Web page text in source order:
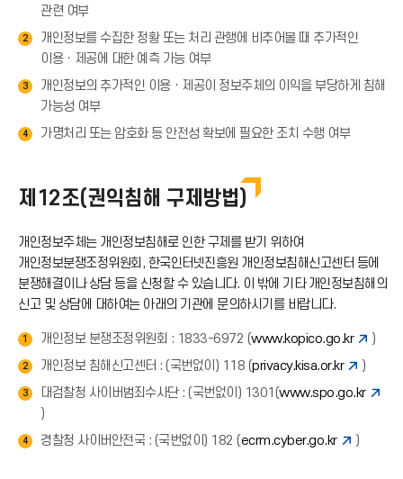
관련 여부
2
개인정보를 수집한 정황 또는 처리 관행에 비추어볼 때 추가적인
이용ㆍ제공에 대한 예측 가능 여부
3
개인정보의 추가적인 이용ㆍ제공이 정보주체의 이익을 부당하게 침해
가능성 여부
4 가명처리 또는 암호화 등 안전성 확보에 필요한 조치 수행 여부
제12조(권익침해 구제방법)
개인정보주체는 개인정보침해로 인한 구제를 받기 위하여
개인정보분쟁조정위원회, 한국인터넷진흥원 개인정보침해신고센터 등에
분쟁해결이나 상담 등을 신청할 수 있습니다. 이 밖에 기타 개인정보침해의
신고 및 상담에 대하여는 아래의 기관에 문의하시기를 바랍니다.
1 개인정보 분쟁조정위원회 : 1833-6972 (www.kopico.go.kr )
2 개인정보 침해신고센터 : (국번없이) 118 (privacy.kisa.or.kr )
3 대검찰청 사이버범죄수사단 : (국번없이) 1301(www.spo.go.kr
)
4 경찰청 사이버안전국 : (국번없이) 182 (ecrm.cyber.go.kr )